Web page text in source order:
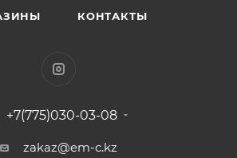
КОНТАКТЫ
+7(775)030-03-08
zakaz@em-c.kz